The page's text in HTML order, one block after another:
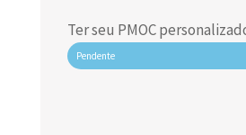
Ter seu PMOC
Pendente